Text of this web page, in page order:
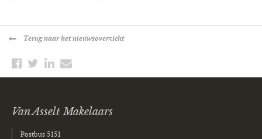
Terugnaar het nieuwsoverzicht
Van Asselt Makelaars
Postbus 5151